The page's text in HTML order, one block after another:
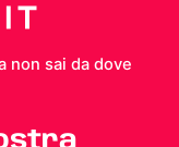
non sai da dove